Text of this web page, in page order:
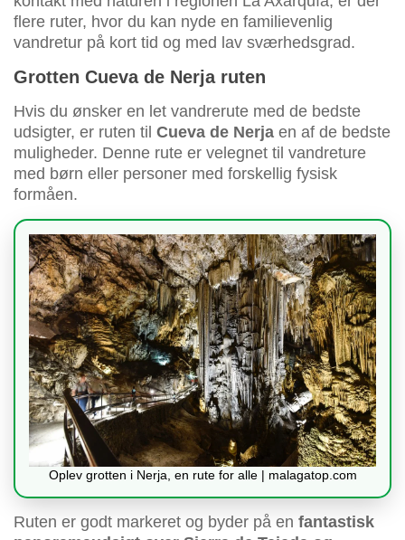
flere ruter, hvor du kan nyde en familievenlig
vandretur på kort tid og med lav sværhedsgrad.
Grotten Cueva de Nerja ruten
Hvis du ønsker en let vandrerute med de bedste
udsigter, er ruten til Cueva de Nerja en af de bedste
muligheder. Denne rute er velegnet til vandreture
med børn eller personer med forskellig fysisk
formåen.
Oplev grotten i Nerja, en rute for alle | malagatop.com
Ruten er godt markeret og byder på en fantastisk